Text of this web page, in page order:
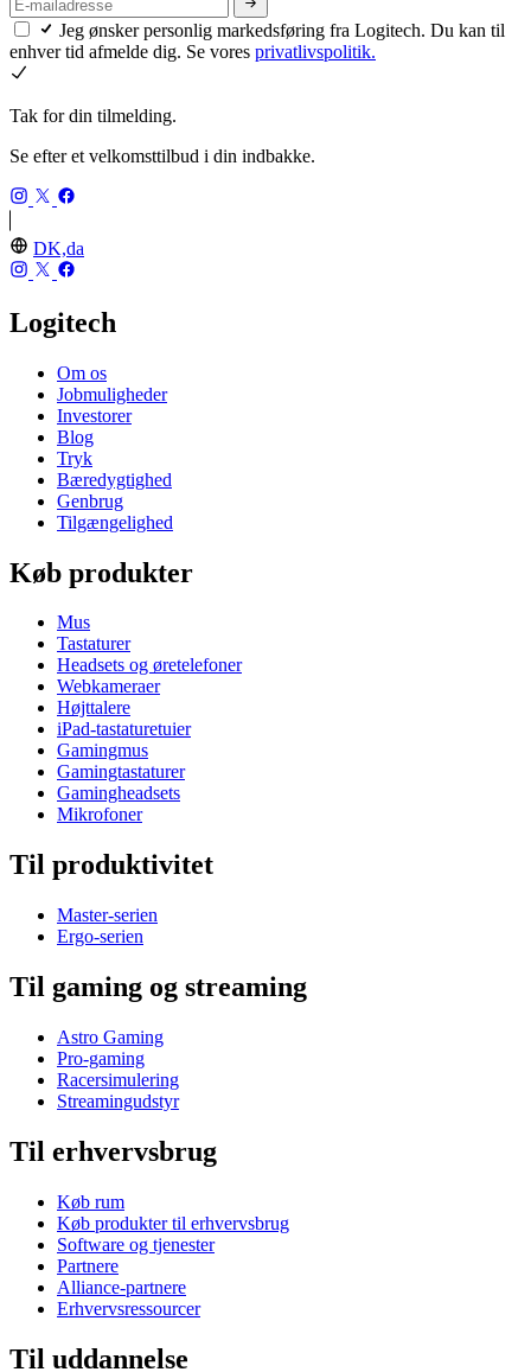
Jeg ønsker personlig markedsføring fra Logitech. Du kan til
enhver tid afmelde dig. Se vores privatlivspolitik.
Tak for din tilmelding.
Se efter et velkomsttilbud i din indbakke.
DK,da
Logitech
Om os
Jobmuligheder
Investorer
Blog
Tryk
Bæredygtighed
Genbrug
Tilgængelighed
Køb produkter
Mus
Tastaturer
Headsets og øretelefoner
Webkameraer
Højttalere
iPad-tastaturetuier
Gamingmus
Gamingtastaturer
Gamingheadsets
Mikrofoner
Til produktivitet
Master-serien
Ergo-serien
Til gaming og streaming
Astro Gaming
Pro-gaming
Racersimulering
Streamingudstyr
Til erhvervsbrug
Køb rum
Køb produkter til erhvervsbrug
Software og tjenester
Partnere
Alliance-partnere
Erhvervsressourcer
Til uddannelse